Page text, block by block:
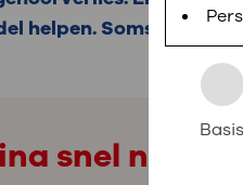
bezoek aan OLVG
meer digitaal kunt
helpen. Soms kunt u
snel naar
Basis